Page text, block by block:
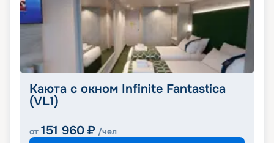
Каюта с окном Infinite Fantastica
(VL1)
от 151 960 ₽ /чел